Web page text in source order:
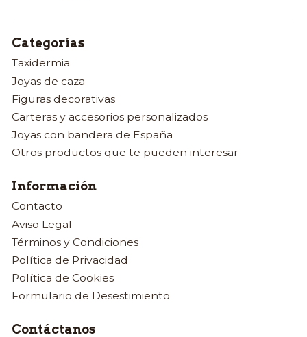
Categorías
Taxidermia
Joyas de caza
Figuras decorativas
Carteras y accesorios personalizados
Joyas con bandera de España
Otros productos que te pueden interesar
Información
Contacto
Aviso Legal
Términos y Condiciones
Política de Privacidad
Política de Cookies
Formulario de Desestimiento
Contáctanos